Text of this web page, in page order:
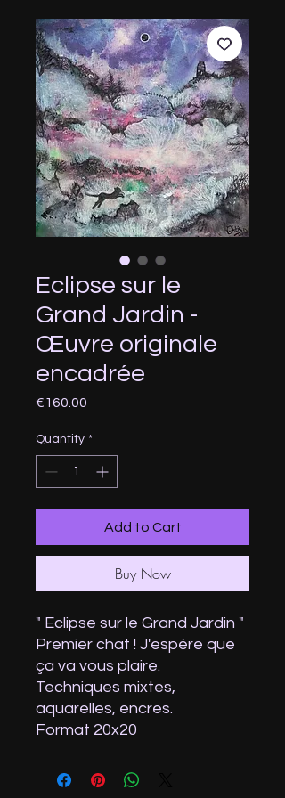
Eclipse sur le
Grand Jardin -
Œuvre originale
encadrée
€160.00
Quantity *
Add to Cart
Buy Now
" Eclipse sur le Grand Jardin "
Premier chat ! J'espère que
ça va vous plaire.
Techniques mixtes,
aquarelles, encres.
Format 20x20